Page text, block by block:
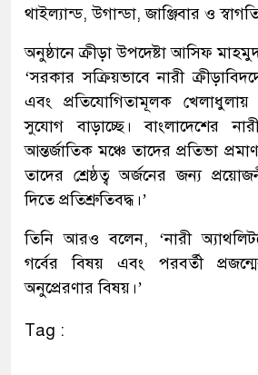
থাইল্যান্ড, উগান্ডা, জাঞ্জিবার ও
অনুষ্ঠানে ক্রীড়া উপদেষ্টা আসিফ
‘সরকার সক্রিয়ভাবে নারী
এবং প্রতিযোগিতামূলক খেলাধুলায়
সুযোগ বাড়াচ্ছে। বাংলাদেশের
আন্তর্জাতিক মঞ্চে তাদের প্রতিভা
তাদের শ্রেষ্ঠত্ব অর্জনের জন্য
দিতে প্রতিশ্রুতিবদ্ধ।’
তিনি আরও বলেন, ‘নারী
গর্বের বিষয় এবং পরবর্তী
অনুপ্রেরণার বিষয়।’
Tag :